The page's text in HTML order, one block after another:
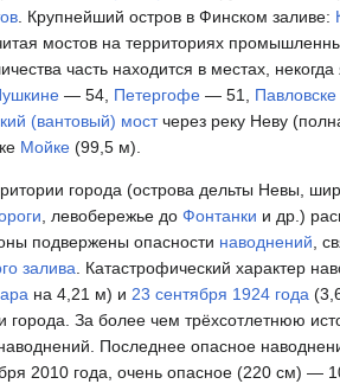
. Крупнейший остров в Финском заливе:
мостов на территориях
часть находится в местах,
— 54, Петергофе — 51, Павловске
(вантовый) мостчерез реку Неву
Мойке (99,5 м).
города (острова дельты Невы,
, левобережье до Фонтанки и др.)
подвержены опасности наводнений,
залива. Катастрофический характер
на 4,21 м) и 23 сентября 1924 года
города. За более чем трёхсотлетнюю
Последнее опасное
2010 года, очень опасное (220 см) —